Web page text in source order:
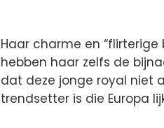
Haar charme en “flirterige
hebben haar zelfs de
dat deze jonge royal niet
trendsetter is die Europa